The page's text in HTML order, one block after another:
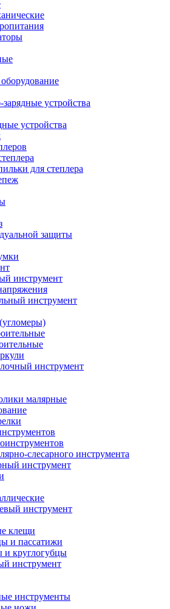
устройства
устройства
для степлера
защиты
инструмент
инструмент
инструмент
малярные
слесарного инструмента
инструмент
инструмент
клещи
и пассатижи
и круглогубцы
инструмент
инструменты